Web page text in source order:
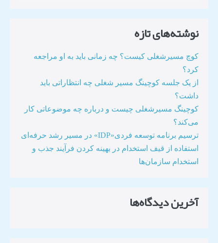
نوشته‌های تازه
کوچ مسیرشغلی کیست؟ چه زمانی باید به او مراجعه
کرد؟
از یک جلسه کوچینگ مسیر شغلی چه انتظاراتی باید
داشت؟
کوچینگ مسیرشغلی چیست و درباره چه موضوعاتی کار
می‌کند؟
ترسیم برنامه توسعه فردی«IDP» در مسیر رشد حرفه‌ای
استفاده از قیف استخدام در بهینه کردن فرآیند جذب و
استخدام سازمان‌ها​
آخرین دیدگاه‌ها